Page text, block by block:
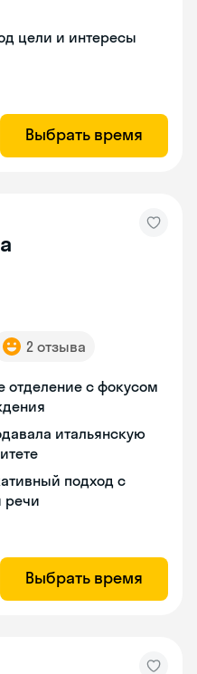
цели и интересы
Выбрать время
2 отзыва
отделение с фокусом
итальянскую
подход с
речи
Выбрать время